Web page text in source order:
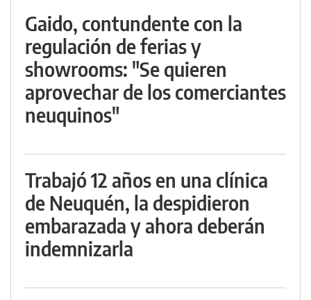
Gaido, contundente con la
regulación de ferias y
showrooms: "Se quieren
aprovechar de los comerciantes
neuquinos"
Trabajó 12 años en una clínica
de Neuquén, la despidieron
embarazada y ahora deberán
indemnizarla